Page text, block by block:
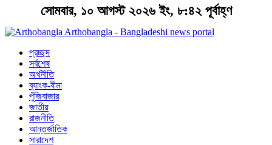
সোমবার, ১০ আগস্ট ২০২৬ ইং, ৮:৪২ পূর্বাহ্ণ
Arthobangla - Bangladeshi news portal
প্রচ্ছদ
সর্বশেষ
অর্থনীতি
ব্যাংক-বীমা
পুঁজিবাজার
জাতীয়
রাজনীতি
আন্তর্জাতিক
সারাদেশ